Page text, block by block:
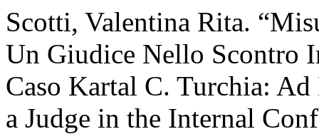
Scotti, Valentina Rita.
Un Giudice Nello Scontro
Caso Kartal C. Turchia:
a Judge in the Internal